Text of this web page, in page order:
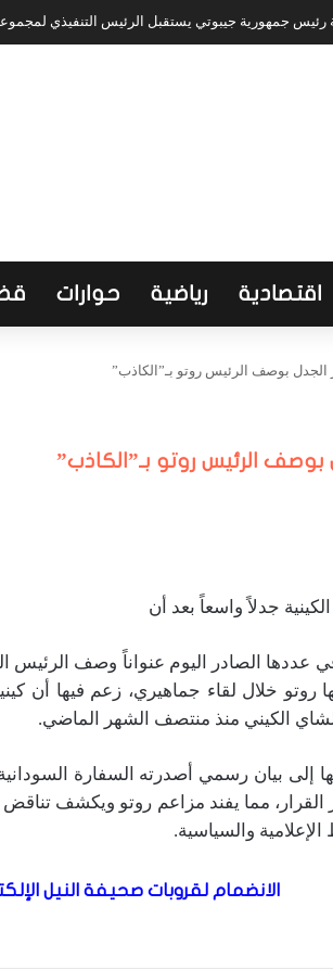
رئيس جمهورية جيبوتي يستقبل الرئيس التنفيذي
اقتصادية رياضية حوارات
الجدل بوصف الرئيس روتو بـ”الكاذب”
بوصف الرئيس روتو بـ”الكاذب”
جدلاً واسعاً بعد أن
الصادر اليوم عنواناً وصف الرئيس
خلال لقاء جماهيري، زعم فيها أن
الكيني منذ منتصف الشهر الماضي.
إلى بيان رسمي أصدرته السفارة
القرار، مما يفند مزاعم روتو ويكشف تناقض
والسياسية.
الانضمام لقروبات صحيفة النيل